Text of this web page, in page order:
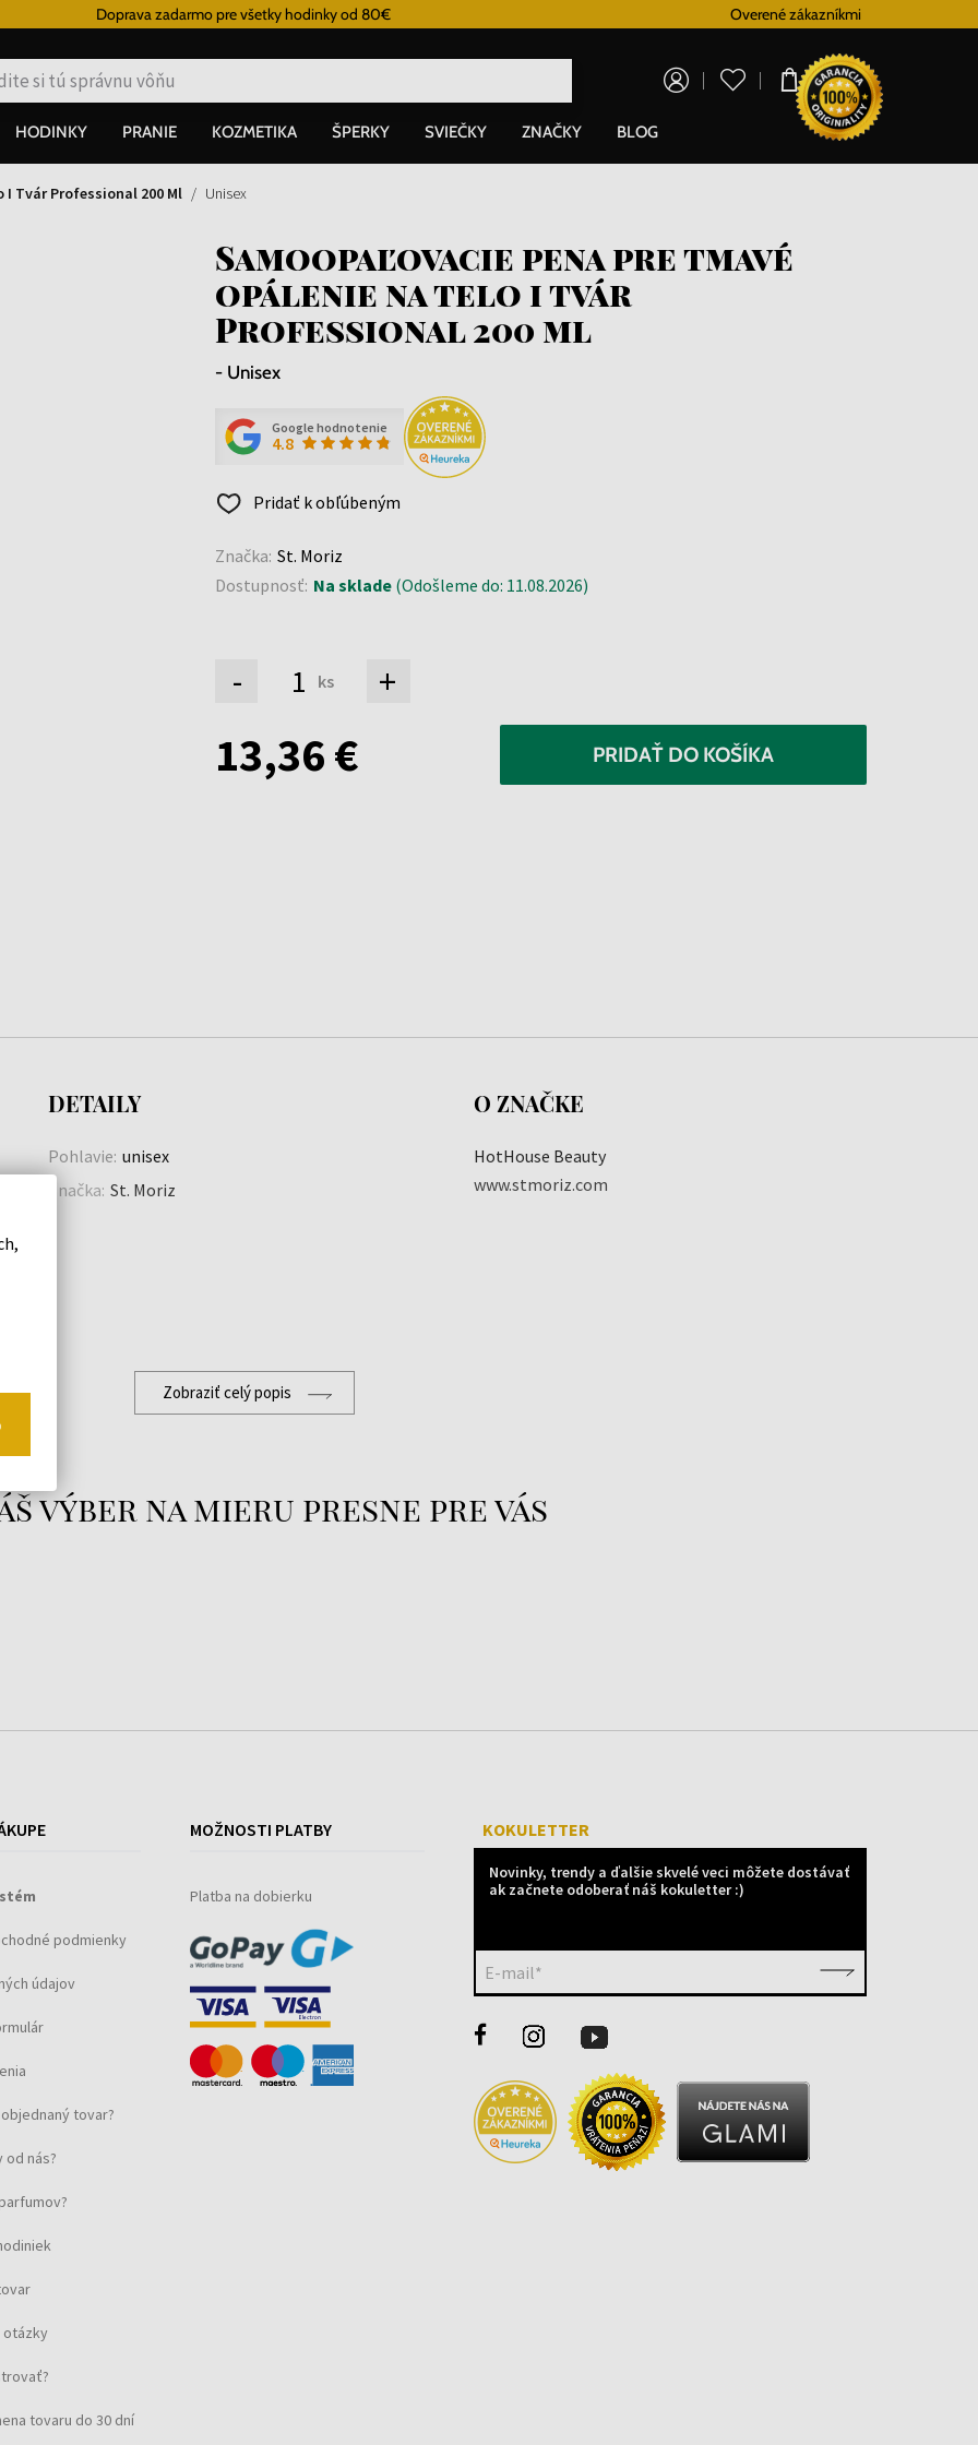
Doprava zadarmo pre všetky hodinky od 80€ Overené zákazníkmi
0,00 €
HODINKY PRANIE KOZMETIKA ŠPERKY SVIEČKY ZNAČKY BLOG
I Tvár Professional 200 Ml Unisex
Samoopaľovacie pena pre tmavé
opálenie na telo i tvár
Professional 200 ml
- Unisex
Google hodnotenie
4.8
Pridať k obľúbeným
Značka: St. Moriz
Dostupnosť: Na sklade(Odošleme do: 11.08.2026)
- ks +
13,36 € PRIDAŤ DO KOŠÍKA
DETAILY
Pohlavie: unisex
Značka: St. Moriz
O ZNAČKE
HotHouse Beauty
www.stmoriz.com
Zobraziť celý popis
výber na mieru presne pre vás
podmienky
údajov
tovar?
od nás?
otázky
tovaru do 30 dní
MOŽNOSTI PLATBY
Platba na dobierku
KOKULETTER
Novinky, trendy a ďalšie skvelé veci môžete dostávať
ak začnete odoberať náš kokuletter :)
E-mail*